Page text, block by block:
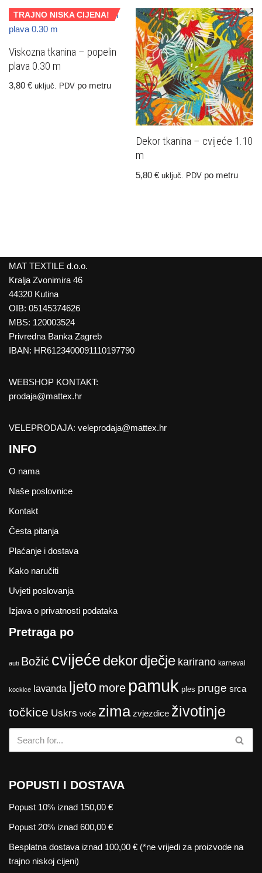
TRAJNO NISKA CIJENA!
Viskozna tkanina – popelin
plava 0.30 m
3,80 € uključ. PDV po metru
Dekor tkanina – cvijeće 1.10
m
5,80€ uključ. PDV po metru
MAT TEXTILE d.o.o.
Kralja Zvonimira 46
44320 Kutina
OIB: 05145374626
MBS: 120003524
Privredna Banka Zagreb
IBAN: HR6123400091110197790
WEBSHOP KONTAKT:
prodaja@mattex.hr
VELEPRODAJA: veleprodaja@mattex.hr
INFO
O nama
Naše poslovnice
Kontakt
Česta pitanja
Plaćanje i dostava
Kako naručiti
Uvjeti poslovanja
Izjava o privatnosti podataka
Pretraga po
auti Božić cvijeće dekordječje karirano karneval
kockice lavanda ljeto more pamuk ples pruge srca
točkice Uskrs voće zima zvjezdice životinje
POPUSTI I DOSTAVA
Popust 10% iznad 150,00 €
Popust 20% iznad 600,00 €
Besplatna dostava iznad 100,00 € (*ne vrijedi za proizvode na
trajno niskoj cijeni)